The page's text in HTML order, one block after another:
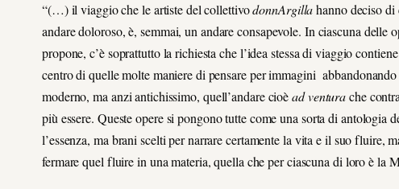
“(…) il viaggio che le artiste del collettivodonnArgillahanno deciso di
andare doloroso, è, semmai, un andare consapevole. In ciascuna delle
propone, c’è soprattutto la richiesta che l’idea stessa di viaggio
centro di quelle molte maniere di pensare per immagini
moderno, ma anzi antichissimo, quell’andare cioèad venturache
più essere. Queste opere si pongono tutte come una sorta di
l’essenza, ma brani scelti per narrare certamente la vita e il suo fluire,
fermare quel fluire in una materia, quella che per ciascuna di loro è la